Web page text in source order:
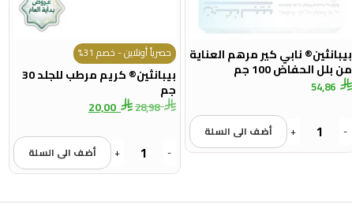
بيبانثين® نابي كير مرهم العناية
من بلل الحفاض 100 جم
54,86
-
+ أضف الى السلة
حصرياً أونلاين - خصم 31%
بيبانثين® كريم مرطب للجلد 30
جم
28,98
20,00
-
+ أضف الى السلة